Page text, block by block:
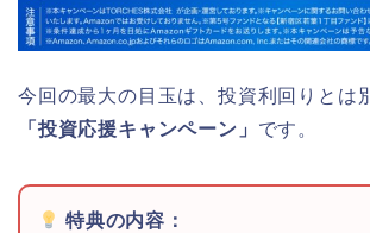
今回の最大の目玉は、投資利回りとは
「投資応援キャンペーン」 です。
特典の内容：